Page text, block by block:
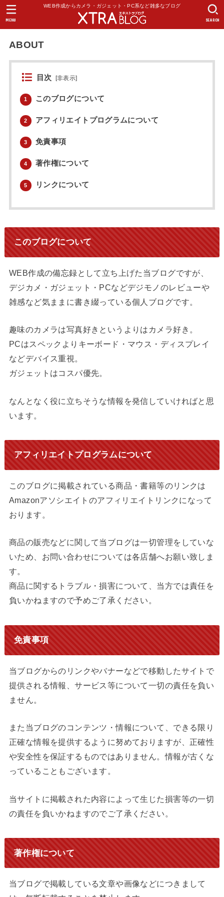
WEB作成からカメラ・ガジェット・PC系など雑多なブログ
SEARCH
MENU
ABOUT
目次 [非表示]
1 このブログについて
2 アフィリエイトプログラムについて
3 免責事項
4 著作権について
5 リンクについて
このブログについて
WEB作成の備忘録として立ち上げた当ブログですが、
デジカメ・ガジェット・PCなどデジモノのレビューや
雑感など気ままに書き綴っている個人ブログです。
趣味のカメラは写真好きというよりはカメラ好き。
PCはスペックよりキーボード・マウス・ディスプレイ
などデバイス重視。
ガジェットはコスパ優先。
なんとなく役に立ちそうな情報を発信していければと思
います。
アフィリエイトプログラムについて
このブログに掲載されている商品・書籍等のリンクは
Amazonアソシエイトのアフィリエイトリンクになって
おります。
商品の販売などに関して当ブログは一切管理をしていな
いため、お問い合わせについては各店舗へお願い致しま
す。
商品に関するトラブル・損害について、当方では責任を
負いかねますので予めご了承ください。
免責事項
当ブログからのリンクやバナーなどで移動したサイトで
提供される情報、サービス等について一切の責任を負い
ません。
また当ブログのコンテンツ・情報について、できる限り
正確な情報を提供するように努めておりますが、正確性
や安全性を保証するものではありません。情報が古くな
っていることもございます。
当サイトに掲載された内容によって生じた損害等の一切
の責任を負いかねますのでご了承ください。
著作権について
当ブログで掲載している文章や画像などにつきまして